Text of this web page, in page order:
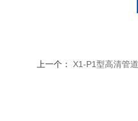
上一个： X1-P1型高清管